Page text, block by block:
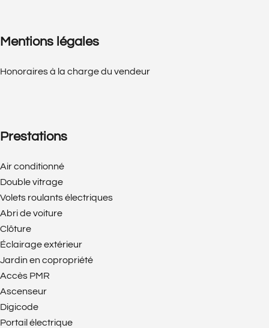
Mentions légales
Honoraires à la charge du vendeur
Prestations
Air conditionné
Double vitrage
Volets roulants électriques
Abri de voiture
Clôture
Éclairage extérieur
Jardin en copropriété
Accès PMR
Ascenseur
Digicode
Portail électrique